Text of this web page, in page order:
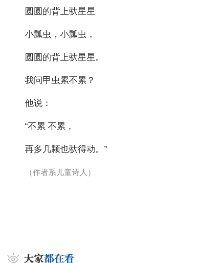
圆圆的背上驮星星
小瓢虫，小瓢虫，
圆圆的背上驮星星。
我问甲虫累不累？
他说：
“不累 不累，
再多几颗也驮得动。”
（作者系儿童诗人）